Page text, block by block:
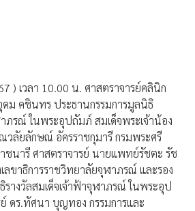
) เวลา 10.00 น. ศาสตราจารย์คลินิก
ม คชินทร ประธานกรรมการมูลนิธิ
ภรณ์ ในพระอุปถัมภ์ สมเด็จพระเจ้าน้อง
วลัยลักษณ์ อัครราชกุมารี กรมพระศรี
ชนารี ศาสตราจารย์ นายแพทย์รัชตะ รัช
ลขาธิการราชวิทยาลัยจุฬาภรณ์ และรอง
รางวัลสมเด็จเจ้าฟ้าจุฬาภรณ์ ในพระอุป
ดร.ทัศนา บุญทอง กรรมการและ